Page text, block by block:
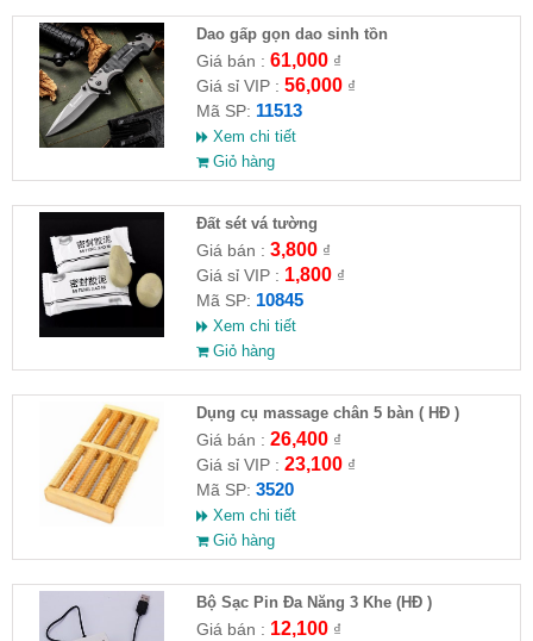
Dao gấp gọn dao sinh tồn
Giá bán : 61,000₫
Giá sỉ VIP : 56,000₫
Mã SP: 11513
Xem chi tiết
Giỏ hàng
Đất sét vá tường
Giá bán : 3,800₫
Giá sỉ VIP : 1,800₫
Mã SP: 10845
Xem chi tiết
Giỏ hàng
Dụng cụ massage chân 5 bàn ( HĐ )
Giá bán : 26,400₫
Giá sỉ VIP : 23,100₫
Mã SP: 3520
Xem chi tiết
Giỏ hàng
Bộ Sạc Pin Đa Năng 3 Khe (HĐ )
Giá bán : 12,100₫